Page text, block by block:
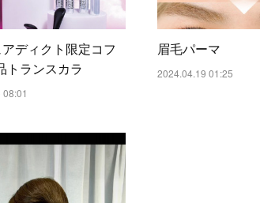
ディクト限定コフ
トランスカラ
眉毛パーマ
2024.04.19 01:25